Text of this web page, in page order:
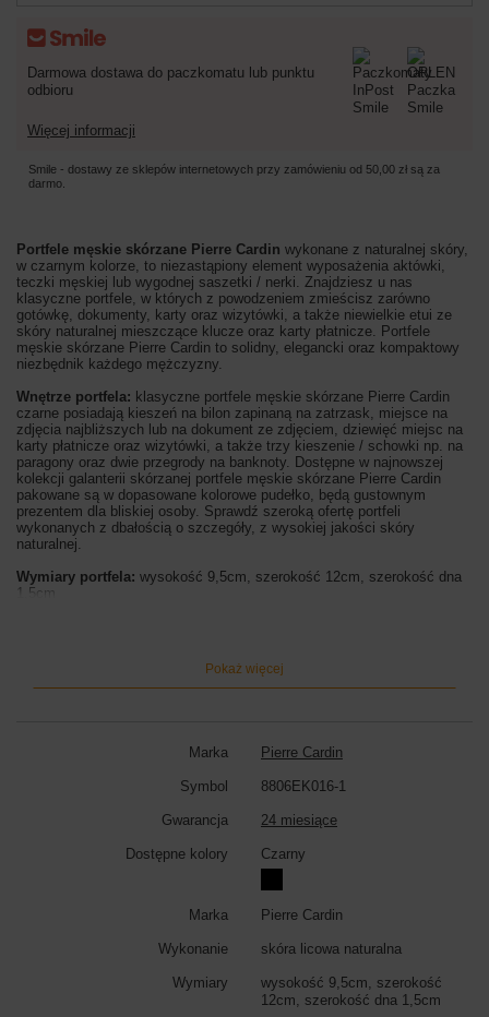
Darmowa dostawa do paczkomatu lub punktu
odbioru
Więcej informacji
Smile - dostawy ze sklepów internetowych przy zamówieniu od 50,00 zł są za
darmo.
Portfele męskie skórzane Pierre Cardin wykonane z naturalnej skóry,
w czarnym kolorze, to niezastąpiony element wyposażenia aktówki,
teczki męskiej lub wygodnej saszetki / nerki. Znajdziesz u nas
klasyczne portfele, w których z powodzeniem zmieścisz zarówno
gotówkę, dokumenty, karty oraz wizytówki, a także niewielkie etui ze
skóry naturalnej mieszczące klucze oraz karty płatnicze. Portfele
męskie skórzane Pierre Cardin to solidny, elegancki oraz kompaktowy
niezbędnik każdego mężczyzny.
Wnętrze portfela: klasyczne portfele męskie skórzane Pierre Cardin
czarne posiadają kieszeń na bilon zapinaną na zatrzask, miejsce na
zdjęcia najbliższych lub na dokument ze zdjęciem, dziewięć miejsc na
karty płatnicze oraz wizytówki, a także trzy kieszenie / schowki np. na
paragony oraz dwie przegrody na banknoty. Dostępne w najnowszej
kolekcji galanterii skórzanej portfele męskie skórzane Pierre Cardin
pakowane są w dopasowane kolorowe pudełko, będą gustownym
prezentem dla bliskiej osoby. Sprawdź szeroką ofertę portfeli
wykonanych z dbałością o szczegóły, z wysokiej jakości skóry
naturalnej.
Wymiary portfela: wysokość 9,5cm, szerokość 12cm, szerokość dna
1,5cm
Pokaż więcej
Marka Pierre Cardin
Symbol 8806EK016-1
Gwarancja 24 miesiące
Dostępne kolory Czarny
Marka Pierre Cardin
Wykonanie skóra licowa naturalna
Wymiary
wysokość 9,5cm, szerokość
12cm, szerokość dna 1,5cm